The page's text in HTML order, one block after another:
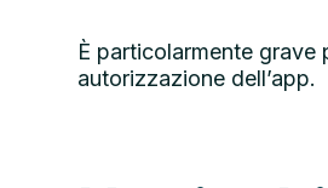
È particolarmente grave
autorizzazione dell’app.